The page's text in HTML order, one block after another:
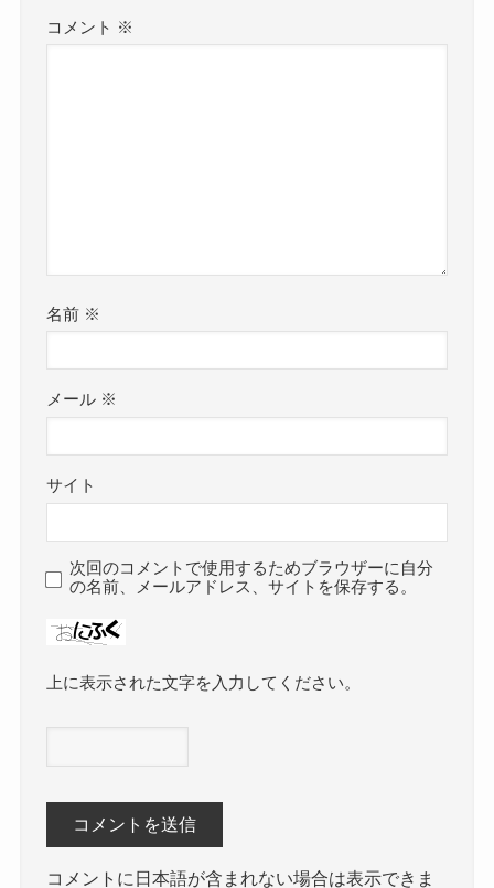
コメント ※
名前 ※
メール ※
サイト
次回のコメントで使用するためブラウザーに自分
の名前、メールアドレス、サイトを保存する。
上に表示された文字を入力してください。
コメントに日本語が含まれない場合は表示できま